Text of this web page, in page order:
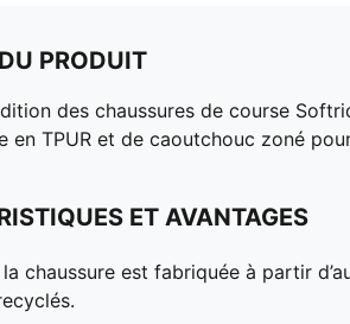
PRODUIT
des chaussures de course
en TPUR et de caoutchouc zoné
ET AVANTAGES
chaussure est fabriquée à partir